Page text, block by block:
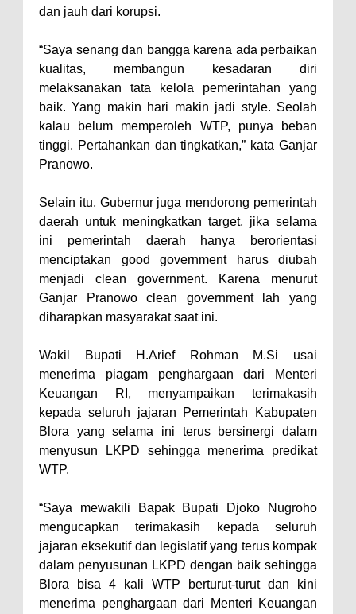
dan jauh dari korupsi.
“Saya senang dan bangga karena ada perbaikan
kualitas, membangun kesadaran diri
melaksanakan tata kelola pemerintahan yang
baik. Yang makin hari makin jadi style. Seolah
kalau belum memperoleh WTP, punya beban
tinggi. Pertahankan dan tingkatkan,” kata Ganjar
Pranowo.
Selain itu, Gubernur juga mendorong pemerintah
daerah untuk meningkatkan target, jika selama
ini pemerintah daerah hanya berorientasi
menciptakan good government harus diubah
menjadi clean government. Karena menurut
Ganjar Pranowo clean government lah yang
diharapkan masyarakat saat ini.
Wakil Bupati H.Arief Rohman M.Si usai
menerima piagam penghargaan dari Menteri
Keuangan RI, menyampaikan terimakasih
kepada seluruh jajaran Pemerintah Kabupaten
Blora yang selama ini terus bersinergi dalam
menyusun LKPD sehingga menerima predikat
WTP.
“Saya mewakili Bapak Bupati Djoko Nugroho
mengucapkan terimakasih kepada seluruh
jajaran eksekutif dan legislatif yang terus kompak
dalam penyusunan LKPD dengan baik sehingga
Blora bisa 4 kali WTP berturut-turut dan kini
menerima penghargaan dari Menteri Keuangan